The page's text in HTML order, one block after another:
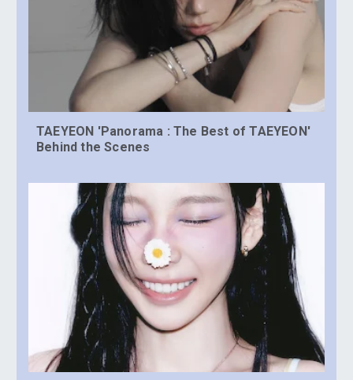
TAEYEON 'Panorama : The Best of TAEYEON'
Behind the Scenes